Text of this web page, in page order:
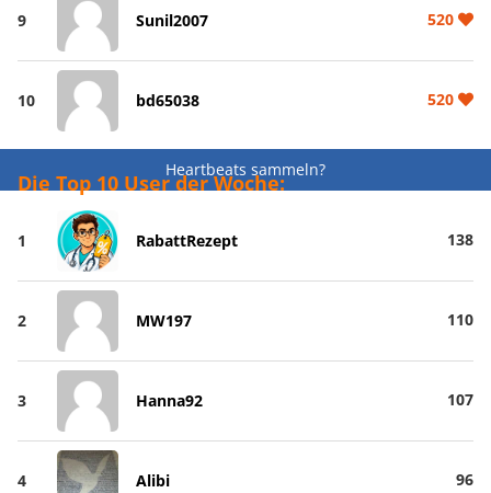
9 Sunil2007 520
10 bd65038 520
Heartbeats sammeln?
Die Top 10 User der Woche:
1 RabattRezept 138
2 MW197 110
3 Hanna92 107
4 Alibi 96